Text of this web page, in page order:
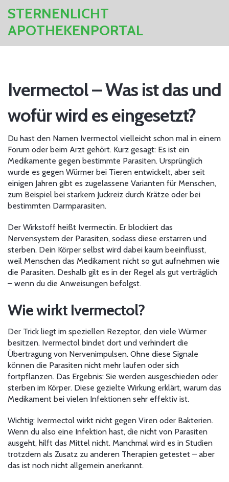
STERNENLICHT
APOTHEKENPORTAL
Ivermectol – Was ist das und
wofür wird es eingesetzt?
Du hast den Namen Ivermectol vielleicht schon mal in einem
Forum oder beim Arzt gehört. Kurz gesagt: Es ist ein
Medikamente gegen bestimmte Parasiten. Ursprünglich
wurde es gegen Würmer bei Tieren entwickelt, aber seit
einigen Jahren gibt es zugelassene Varianten für Menschen,
zum Beispiel bei starkem Juckreiz durch Krätze oder bei
bestimmten Darmparasiten.
Der Wirkstoff heißt Ivermectin. Er blockiert das
Nervensystem der Parasiten, sodass diese erstarren und
sterben. Dein Körper selbst wird dabei kaum beeinflusst,
weil Menschen das Medikament nicht so gut aufnehmen wie
die Parasiten. Deshalb gilt es in der Regel als gut verträglich
– wenn du die Anweisungen befolgst.
Wie wirkt Ivermectol?
Der Trick liegt im speziellen Rezeptor, den viele Würmer
besitzen. Ivermectol bindet dort und verhindert die
Übertragung von Nervenimpulsen. Ohne diese Signale
können die Parasiten nicht mehr laufen oder sich
fortpflanzen. Das Ergebnis: Sie werden ausgeschieden oder
sterben im Körper. Diese gezielte Wirkung erklärt, warum das
Medikament bei vielen Infektionen sehr effektiv ist.
Wichtig: Ivermectol wirkt nicht gegen Viren oder Bakterien.
Wenn du also eine Infektion hast, die nicht von Parasiten
ausgeht, hilft das Mittel nicht. Manchmal wird es in Studien
trotzdem als Zusatz zu anderen Therapien getestet – aber
das ist noch nicht allgemein anerkannt.